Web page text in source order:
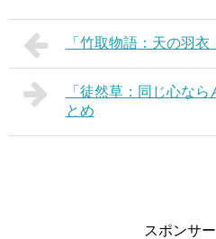
「竹取物語：天の羽
「徒然草：同じ心な
とめ
スポンサ